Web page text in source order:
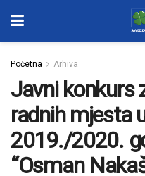
Početna Arhiva
Javni konkurs
radnih mjesta
2019./2020.
“Osman